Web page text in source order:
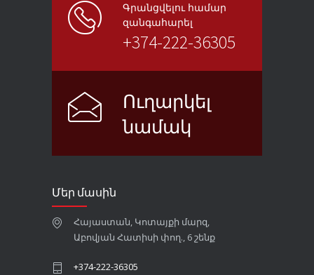
Գրանցվելու համար
զանգահարել
+374-222-36305
Ուղարկել
նամակ
Մեր մասին
Հայաստան, Կոտայքի մարզ,
Աբովյան Հատիսի փող., 6 շենք
+374-222-36305